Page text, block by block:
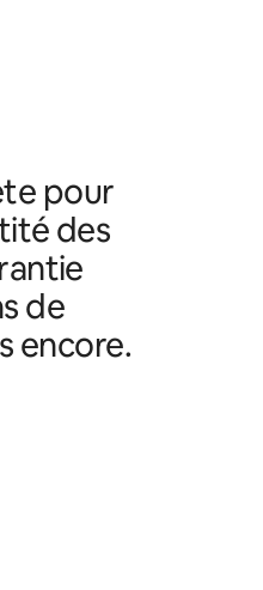
pour
des
de
encore.